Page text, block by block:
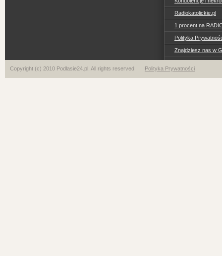
Radiokatolickie.pl
1 procent na
Polityka
Znajdziesz nas w
Copyright (c) 2010 Podlasie24.pl. All rights reserved Polityka Prywatności